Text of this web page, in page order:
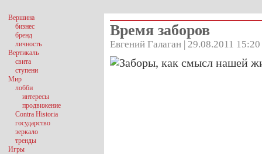
Время заборов
Евгений Галаган | 29.08.2011 15:20
Вершина
бизнес
бренд
личность
Вертикаль
свита
ступени
Мир
лобби
интересы
продвижение
Contra Historia
государство
зеркало
тренды
Игры